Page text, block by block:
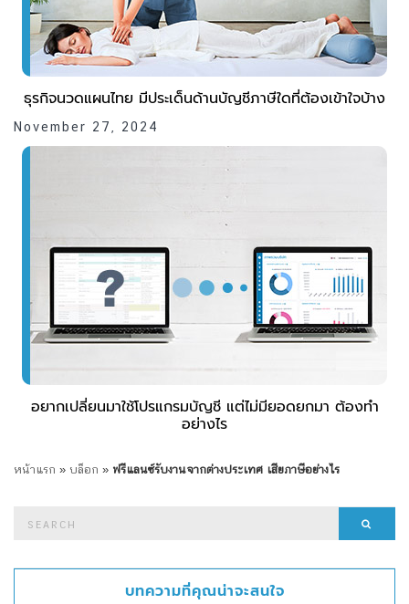
ธุรกิจนวดแผนไทย มีประเด็นด้านบัญชีภาษีใดที่ต้องเข้าใจบ้าง
November 27, 2024
อยากเปลี่ยนมาใช้โปรแกรมบัญชี แต่ไม่มียอดยกมา ต้องทำ
อย่างไร
หน้าแรก » บล็อก » ฟรีแลนซ์รับงานจากต่างประเทศ เสียภาษีอย่างไร
บทความที่คุณน่าจะสนใจ